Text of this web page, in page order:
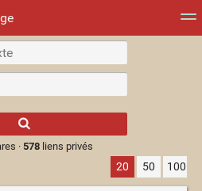
results.
· 578liens privés
20 50 100